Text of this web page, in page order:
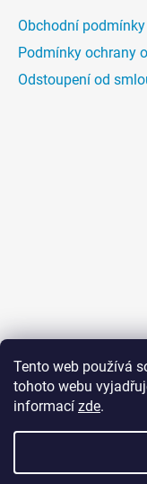
Tento web používá
tohoto webu
informací zde.
Obchodní podmínky
Podmínky ochrany
Odstoupení od